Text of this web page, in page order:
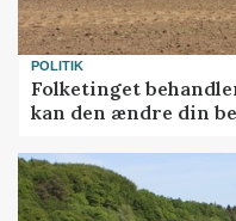
POLITIK
Folketinget
kan den ændre din